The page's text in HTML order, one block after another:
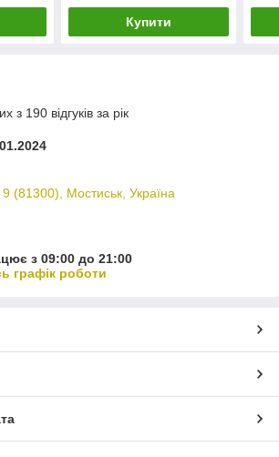
Купити
з 190 відгуків за рік
(81300), Мостиськ, Україна
з 09:00 до 21:00
графік роботи